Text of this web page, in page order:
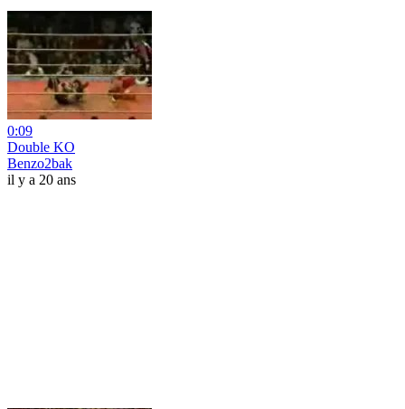
0:09
Double KO
Benzo2bak
il y a 20 ans